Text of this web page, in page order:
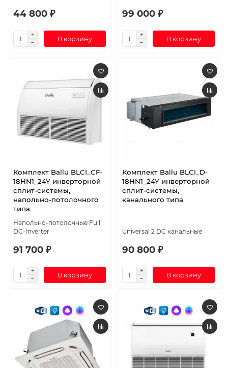
44 800 ₽
В корзину
99 000 ₽
В корзину
Комплект Ballu BLCI_CF-
18HN1_24Y инверторной
сплит-системы,
напольно-потолочного
типа
Напольно-потолочные Full
DC-Inverter
91 700 ₽
В корзину
Комплект Ballu BLCI_D-
18HN1_24Y инверторной
сплит-системы,
канального типа
Universal 2 DC канальные
90 800 ₽
В корзину